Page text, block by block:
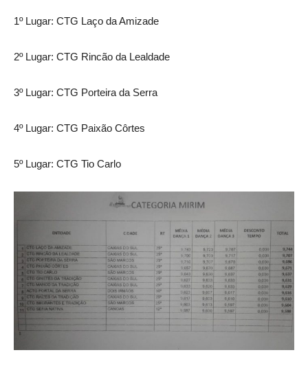
1º Lugar: CTG Laço da Amizade
2º Lugar: CTG Rincão da Lealdade
3º Lugar: CTG Porteira da Serra
4º Lugar: CTG Paixão Côrtes
5º Lugar: CTG Tio Carlo